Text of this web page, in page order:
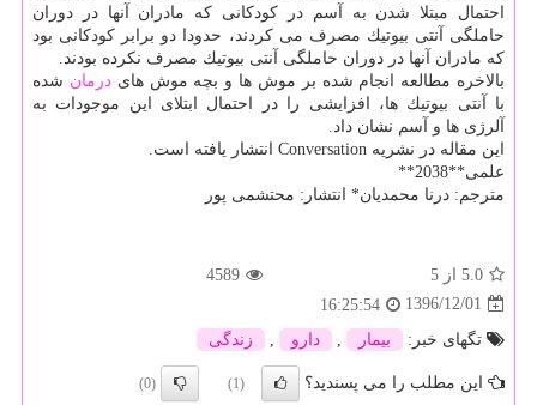
احتمال مبتلا شدن به آسم در كودكانی كه مادران آنها در دوران
حاملگی آنتی بیوتیك مصرف می كردند، حدودا دو برابر كودكانی بود
كه مادران آنها در دوران حاملگی آنتی بیوتیك مصرف نكرده بودند.
بالاخره مطالعه انجام شده بر موش ها و بچه موش هایدرمان شده
با آنتی بیوتیك ها، افزایشی را در احتمال ابتلای این موجودات به
آلرژی ها و آسم نشان داد.
این مقاله در نشریه Conversation انتشار یافته است.
علمی**2038**
مترجم: درنا محمدیان* انتشار: محتشمی پور
5.0 از 5
4589
1396/12/01
16:25:54
تگهای خبر:
بیمار دارو زندگی
این مطلب را می پسندید؟ (1)
(0)